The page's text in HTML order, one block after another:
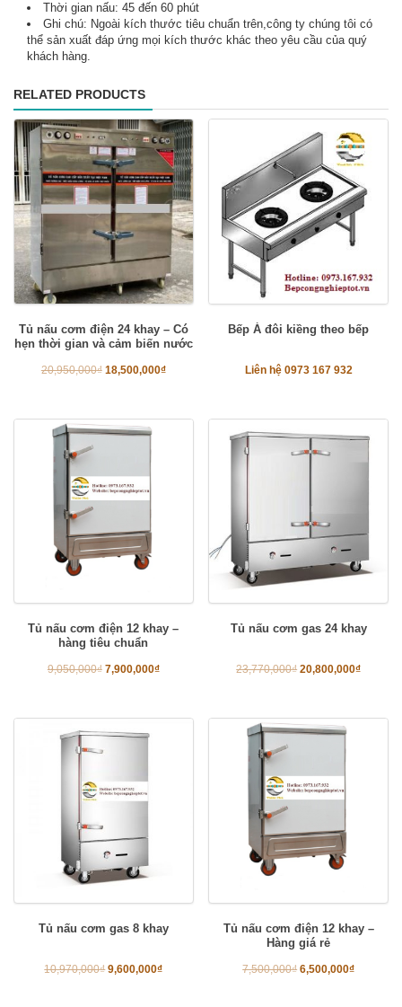
Thời gian nấu: 45 đến 60 phút
Ghi chú: Ngoài kích thước tiêu chuẩn trên,công ty chúng tôi có
thể sản xuất đáp ứng mọi kích thước khác theo yêu cầu của quý
khách hàng.
RELATED PRODUCTS
Tủ nấu cơm điện 24 khay – Có
hẹn thời gian và cảm biến nước
20,950,000₫ 18,500,000₫
Bếp Á đôi kiềng theo bếp
Liên hệ 0973 167 932
Tủ nấu cơm điện 12 khay –
hàng tiêu chuẩn
9,050,000₫ 7,900,000₫
Tủ nấu cơm gas 24 khay
23,770,000₫ 20,800,000₫
Tủ nấu cơm gas 8 khay
10,970,000₫ 9,600,000₫
Tủ nấu cơm điện 12 khay –
Hàng giá rẻ
7,500,000₫ 6,500,000₫